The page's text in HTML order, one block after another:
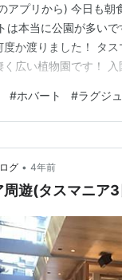
アプリから) 今日も
は本当に公園が多い
か渡りました！ タ
広い植物園です！
ます♪ 温室や日本庭
邸が！お城のようです
#ホバート #ラグジ
グ • 4年前
周遊(タスマニア